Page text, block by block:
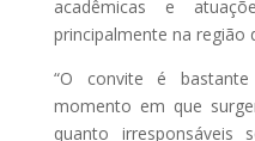
acadêmicas e
principalmente na região
“O convite é
momento em que
quanto